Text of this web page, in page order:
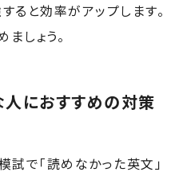
ると効率がアップします。
しょう。
におすすめの対策
試で「読めなかった英文」